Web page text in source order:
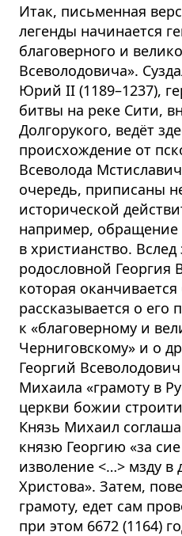
Итак, письменная
легенды начинается
благоверного и
Всеволодовича».
Юрий II (1189–1237),
битвы на реке Сити,
Долгорукого, ведёт
происхождение от
Всеволода
очередь, приписаны
исторической
например, обращение
в христианство. Вслед
родословной Георгия
которая оканчивается
рассказывается о
к «благоверному и
Черниговскому» и о
Георгий
Михаила «грамоту в
церкви божии
Князь Михаил
князю Георгию «за
изволение <…> мзду в
Христова». Затем,
грамоту, едет сам
при этом 6672 (1164)